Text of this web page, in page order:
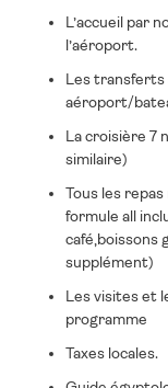
L’accueil par
l’aéroport.
Les
aéroport/
La croisière 7
similaire)
Tous les
formule all
café,boissons
supplément)
Les visites et
programme
Taxes locales.